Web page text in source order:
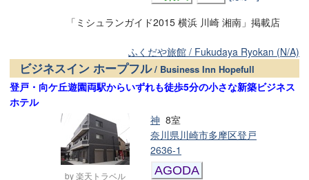
「ミシュランガイド2015 横浜 川崎 湘南」掲載店
ふくだや旅館 / Fukudaya Ryokan (N/A)
ビジネスイン ホープフル/ Business Inn Hopefull
登戸・向ケ丘遊園両駅からいずれも徒歩5分の小さな新築ビジネス
ホテル
by 楽天トラベル
8室
神
奈川県川崎市多摩区登戸
2636-1
AGODA